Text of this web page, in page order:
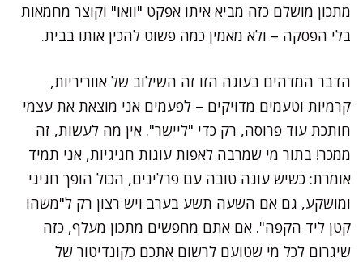
מתכון מושלם כזה מביא איתו אפקט "וואו" וקוצר מחמאות
בלי הפסקה – ולא מאמין כמה פשוט להכין אותו בבית.
הדבר המדהים בעוגה הזו זה השילוב של אווריריות,
קרמיות וטעמים מדויקים – לפעמים אני מוצאת את עצמי
חותכת עוד פרוסה, רק כדי "ליישר". אין מה לעשות, זה
ממכר! בתור מי שמרבה לאפות עוגות חגיגיות, אני תמיד
אומרת: כשיש עוגה טובה עם פרלינים, הכול הופך חגיגי
ומושקע, גם אם השעה תשע בערב ויש רצון רק ל"משהו
קטן ליד הקפה". אם אתם מחפשים מתכון מעלף, כזה
שיגרום לכל מי שטועם לרשום אתכם כקונדיטור של